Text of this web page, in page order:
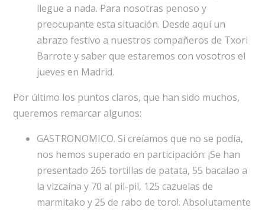
llegue a nada. Para nosotras penoso y
preocupante esta situación. Desde aquí un
abrazo festivo a nuestros compañeros de Txori
Barrote y saber que estaremos con vosotros el
jueves en Madrid.
Por último los puntos claros, que han sido muchos,
queremos remarcar algunos:
GASTRONOMICO. Si creíamos que no se podía,
nos hemos superado en participación: ¡Se han
presentado 265 tortillas de patata, 55 bacalao a
la vizcaína y 70 al pil-pil, 125 cazuelas de
marmitako y 25 de rabo de toro!. Absolutamente